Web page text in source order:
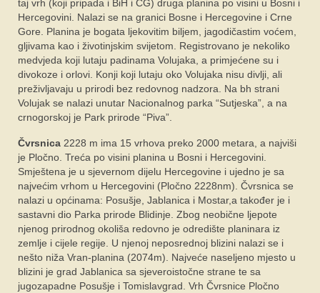
taj vrh (koji pripada i BiH i CG) druga planina po visini u Bosni i
Hercegovini. Nalazi se na granici Bosne i Hercegovine i Crne
Gore. Planina je bogata ljekovitim biljem, jagodičastim voćem,
gljivama kao i životinjskim svijetom. Registrovano je nekoliko
medvjeda koji lutaju padinama Volujaka, a primjećene su i
divokoze i orlovi. Konji koji lutaju oko Volujaka nisu divlji, ali
preživljavaju u prirodi bez redovnog nadzora. Na bh strani
Volujak se nalazi unutar Nacionalnog parka “Sutjeska”, a na
crnogorskoj je Park prirode “Piva”.
Čvrsnica 2228 m ima 15 vrhova preko 2000 metara, a najviši
je Pločno. Treća po visini planina u Bosni i Hercegovini.
Smještena je u sjevernom dijelu Hercegovine i ujedno je sa
najvećim vrhom u Hercegovini (Pločno 2228nm). Čvrsnica se
nalazi u općinama: Posušje, Jablanica i Mostar,a također je i
sastavni dio Parka prirode Blidinje. Zbog neobične ljepote
njenog prirodnog okoliša redovno je odredište planinara iz
zemlje i cijele regije. U njenoj neposrednoj blizini nalazi se i
nešto niža Vran-planina (2074m). Najveće naseljeno mjesto u
blizini je grad Jablanica sa sjeveroistočne strane te sa
jugozapadne Posušje i Tomislavgrad. Vrh Čvrsnice Pločno